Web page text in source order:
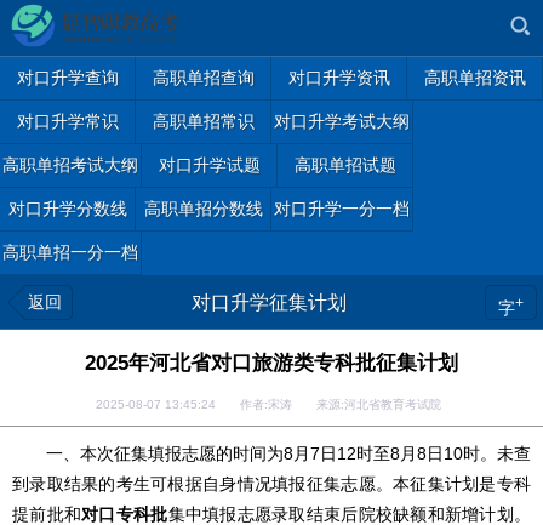
对口升学查询 高职单招查询 对口升学资讯 高职单招资讯
对口升学常识 高职单招常识 对口升学考试大纲
高职单招考试大纲 对口升学试题 高职单招试题
对口升学分数线 高职单招分数线 对口升学一分一档
高职单招一分一档
返回 对口升学征集计划 字+
2025年河北省对口旅游类专科批征集计划
2025-08-07 13:45:24 作者:宋涛 来源:河北省教育考试院
一、本次征集填报志愿的时间为8月7日12时至8月8日10时。未查
到录取结果的考生可根据自身情况填报征集志愿。本征集计划是专科
提前批和对口专科批集中填报志愿录取结束后院校缺额和新增计划。